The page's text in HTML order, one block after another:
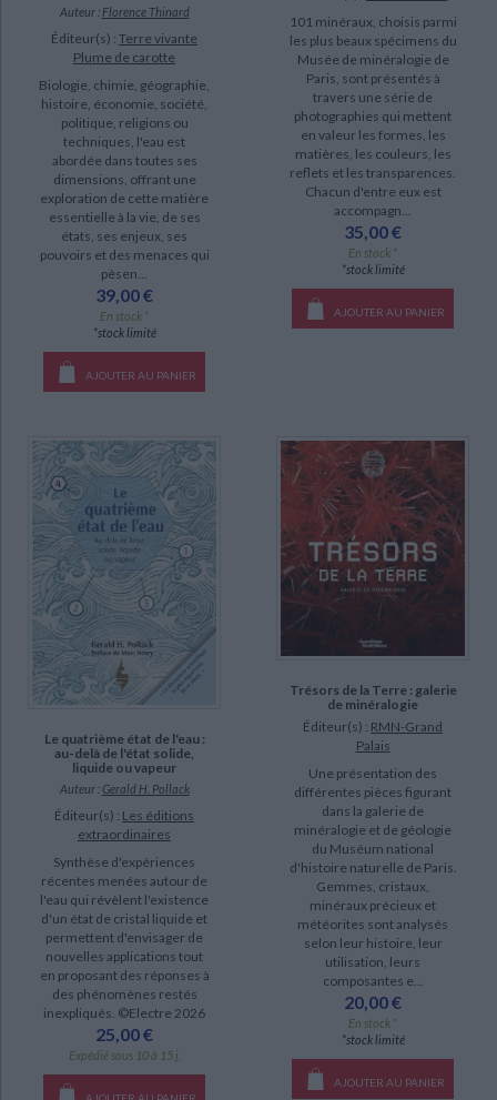
Auteur : Florence Thinard
Éditeur(s) : Terre vivante
Plume de carotte
Biologie, chimie, géographie,
histoire, économie, société,
politique, religions ou
techniques, l'eau est
abordée dans toutes ses
dimensions, offrant une
exploration de cette matière
essentielle à la vie, de ses
états, ses enjeux, ses
pouvoirs et des menaces qui
pèsen...
39,00 €
En stock *
*stock limité
AJOUTER AU PANIER
101 minéraux, choisis parmi
les plus beaux spécimens du
Musée de minéralogie de
Paris, sont présentés à
travers une série de
photographies qui mettent
en valeur les formes, les
matières, les couleurs, les
reflets et les transparences.
Chacun d'entre eux est
accompagn...
35,00 €
En stock *
*stock limité
AJOUTER AU PANIER
Le quatrième état de l'eau :
au-delà de l'état solide,
liquide ou vapeur
Auteur : Gerald H. Pollack
Éditeur(s) : Les éditions
extraordinaires
Synthèse d'expériences
récentes menées autour de
l'eau qui révèlent l'existence
d'un état de cristal liquide et
permettent d'envisager de
nouvelles applications tout
en proposant des réponses à
des phénomènes restés
inexpliqués. ©Electre 2026
25,00 €
Expédié sous 10 à 15 j.
Trésors de la Terre : galerie
de minéralogie
Éditeur(s) : RMN-Grand
Palais
Une présentation des
différentes pièces figurant
dans la galerie de
minéralogie et de géologie
du Muséum national
d'histoire naturelle de Paris.
Gemmes, cristaux,
minéraux précieux et
météorites sont analysés
selon leur histoire, leur
utilisation, leurs
composantes e...
20,00 €
En stock *
*stock limité
AJOUTER AU PANIER